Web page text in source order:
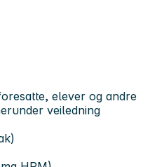
elever og andre
veiledning